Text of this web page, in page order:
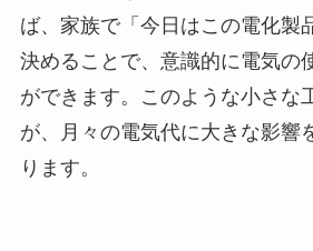
ば、家族で「今日はこの電化製
決めることで、意識的に電気の
ができます。このような小さな
が、月々の電気代に大きな影響
ります。